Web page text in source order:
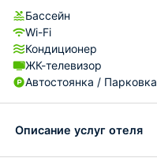
Бассейн
Wi-Fi
Кондиционер
ЖК-телевизор
Автостоянка / Парковка
Описание услуг отеля